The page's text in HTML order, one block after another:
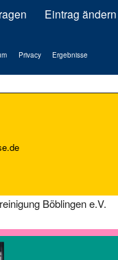
Eintrag ändern
Privacy Ergebnisse
Böblingen e.V.